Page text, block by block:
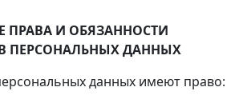
ПРАВА И ОБЯЗАННОСТИ
ПЕРСОНАЛЬНЫХ ДАННЫХ
данных имеют право: